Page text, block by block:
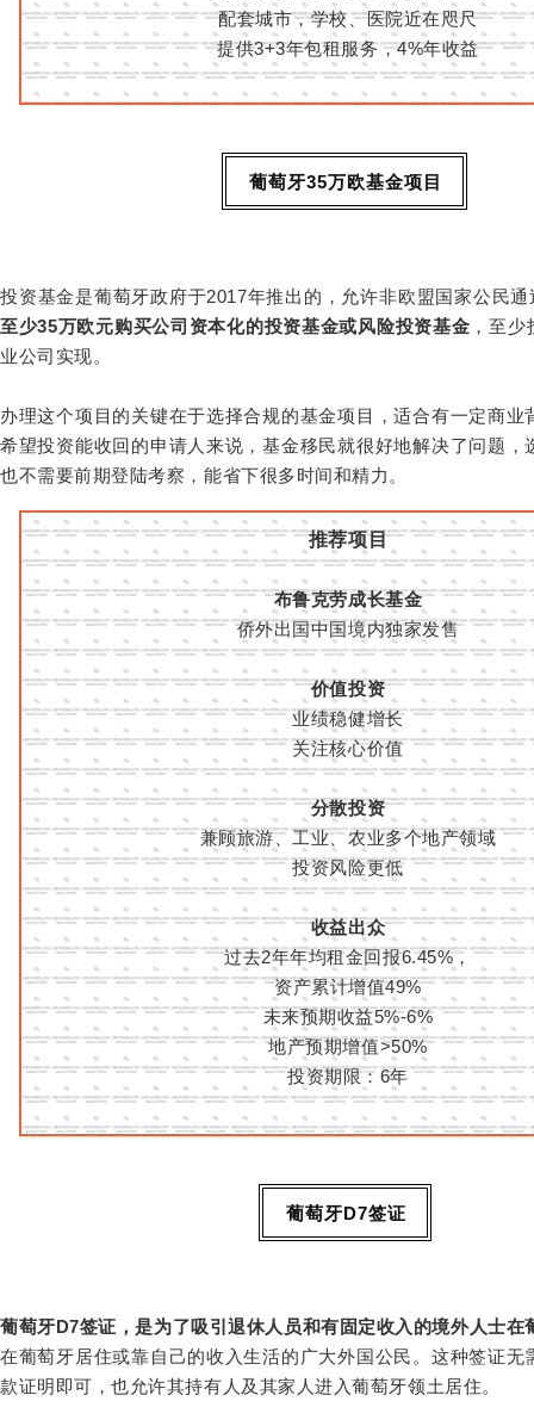
配套城市，学校、医院近在咫尺
提供3+3年包租服务，4%年收益
葡萄牙35万欧基金项目
投资基金是葡萄牙政府于2017年推出的，允许非欧盟国家公民
至少35万欧元购买公司资本化的投资基金或风险投资基金 ，至
业公司实现。
办理这个项目的关键在于选择合规的基金项目，适合有一定商
希望投资能收回的申请人来说，基金移民就很好地解决了问题
也不需要前期登陆考察，能省下很多时间和精力。
推荐项目
布鲁克劳成长基金
侨外出国中国境内独家发售
价值投资
业绩稳健增长
关注核心价值
分散投资
兼顾旅游、工业、农业多个地产领域
投资风险更低
收益出众
过去2年年均租金回报6.45%，
资产累计增值49%
未来预期收益5%-6%
地产预期增值>50%
投资期限： 6年
葡萄牙D7签证
葡萄牙D7签证，是为了吸引退休人员和有固定收入的境外人士
在葡萄牙居住或靠自己的收入生活的广大外国公民。这种签证
款证明即可，也允许其持有人及其家人进入葡萄牙领土居住。